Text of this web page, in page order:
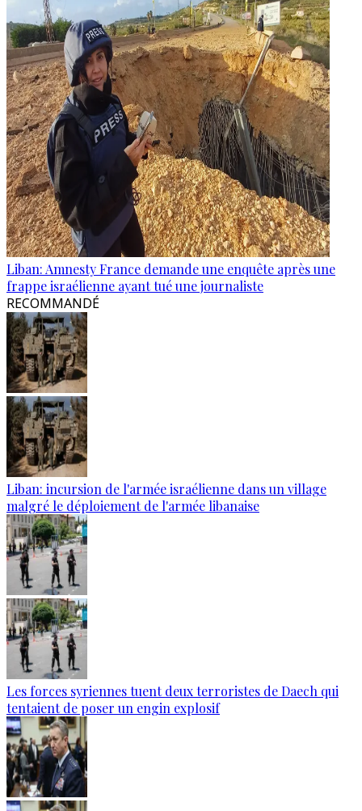
Liban: Amnesty France demande une enquête après une
frappe israélienne ayant tué une journaliste
RECOMMANDÉ
Liban: incursion de l'armée israélienne dans un village
malgré le déploiement de l'armée libanaise
Les forces syriennes tuent deux terroristes de Daech qui
tentaient de poser un engin explosif